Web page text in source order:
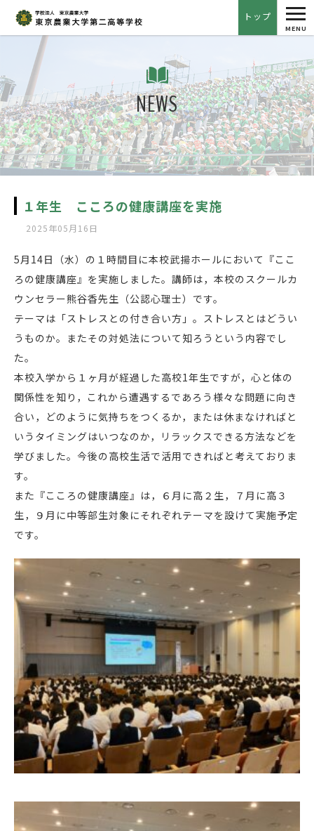
トップ
MENU
NEWS
１年生 こころの健康講座を実施
2025年05月16日
5月14日（水）の１時間目に本校武揚ホールにおいて『ここ
ろの健康講座』を実施しました。講師は，本校のスクールカ
ウンセラー熊谷香先生（公認心理士）です。
テーマは「ストレスとの付き合い方」。ストレスとはどうい
うものか。またその対処法について知ろうという内容でし
た。
本校入学から１ヶ月が経過した高校1年生ですが，心と体の
関係性を知り，これから遭遇するであろう様々な問題に向き
合い，どのように気持ちをつくるか，または休まなければと
いうタイミングはいつなのか，リラックスできる方法などを
学びました。今後の高校生活で活用できればと考えておりま
す。
また『こころの健康講座』は，６月に高２生，７月に高３
生，９月に中等部生対象にそれぞれテーマを設けて実施予定
です。